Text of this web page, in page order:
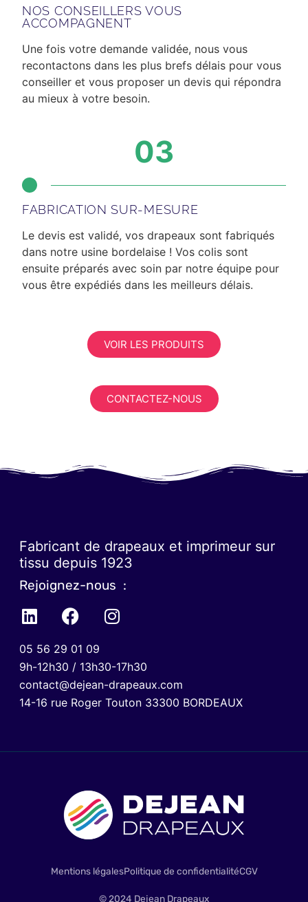
NOS CONSEILLERS VOUS
ACCOMPAGNENT
Une fois votre demande validée, nous vous
recontactons dans les plus brefs délais pour vous
conseiller et vous proposer un devis qui répondra
au mieux à votre besoin.
03
FABRICATION SUR-MESURE
Le devis est validé, vos drapeaux sont fabriqués
dans notre usine bordelaise ! Vos colis sont
ensuite préparés avec soin par notre équipe pour
vous être expédiés dans les meilleurs délais.
VOIR LES PRODUITS
CONTACTEZ-NOUS
Fabricant de drapeaux et imprimeur sur
tissu depuis 1923
Rejoignez-nous :
05 56 29 01 09
9h-12h30 / 13h30-17h30
contact@dejean-drapeaux.com
14-16 rue Roger Touton 33300 BORDEAUX
Mentions légalesPolitique de confidentialitéCGV
© 2024 Dejean Drapeaux